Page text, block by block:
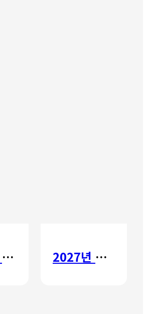
성금요일 칸타타 2027년 갈보리 어학원 유치부 신입생 모집